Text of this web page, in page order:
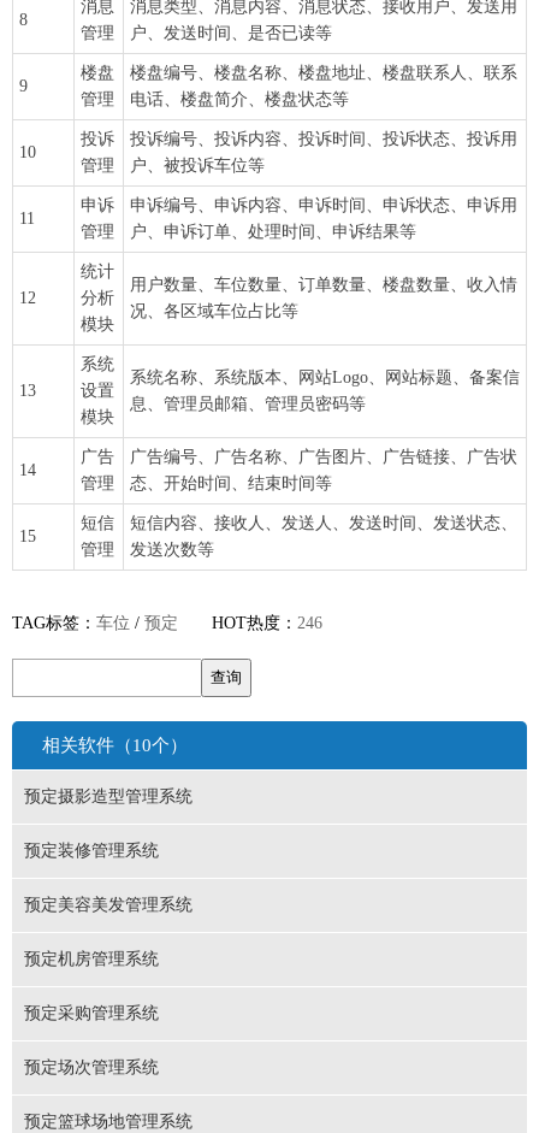
8
消息
管理
消息类型、消息内容、消息状态、接收用户、发送用
户、发送时间、是否已读等
9
楼盘
管理
楼盘编号、楼盘名称、楼盘地址、楼盘联系人、联系
电话、楼盘简介、楼盘状态等
10
投诉
管理
投诉编号、投诉内容、投诉时间、投诉状态、投诉用
户、被投诉车位等
11
申诉
管理
申诉编号、申诉内容、申诉时间、申诉状态、申诉用
户、申诉订单、处理时间、申诉结果等
12
统计
分析
模块
用户数量、车位数量、订单数量、楼盘数量、收入情
况、各区域车位占比等
13
系统
设置
模块
系统名称、系统版本、网站Logo、网站标题、备案信
息、管理员邮箱、管理员密码等
14
广告
管理
广告编号、广告名称、广告图片、广告链接、广告状
态、开始时间、结束时间等
15
短信
管理
短信内容、接收人、发送人、发送时间、发送状态、
发送次数等
TAG标签： 车位 / 预定 HOT热度： 246
相关软件（10个）
预定摄影造型管理系统
预定装修管理系统
预定美容美发管理系统
预定机房管理系统
预定采购管理系统
预定场次管理系统
预定篮球场地管理系统